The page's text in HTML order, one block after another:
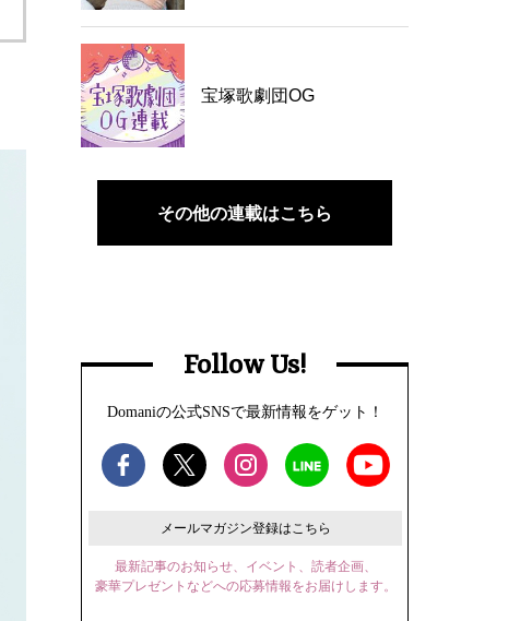
宝塚歌劇団OG
その他の連載はこちら
Follow Us!
Domaniの公式SNSで最新情報をゲット！
メールマガジン登録はこちら
最新記事のお知らせ、イベント、読者企画、
豪華プレゼントなどへの応募情報をお届けします。